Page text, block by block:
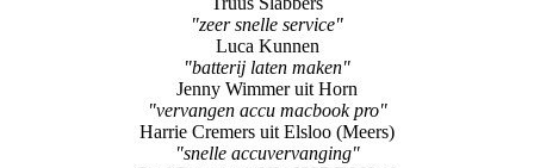
"excellente service"
Frank Huysmans
"doelgerichte service"
Truus Slabbers
"zeer snelle service"
Luca Kunnen
"batterij laten maken"